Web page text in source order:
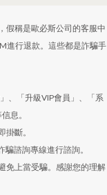
假稱是歐必斯公司的客服中
進行退款。這些都是詐騙手
、「升級VIP會員」、「系
息。
掛斷。
諮詢專線進行諮詢。
免上當受騙。感謝您的理解